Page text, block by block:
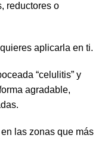
reductores o
aplicarla en ti.
“celulitis” y
agradable,
las zonas que más